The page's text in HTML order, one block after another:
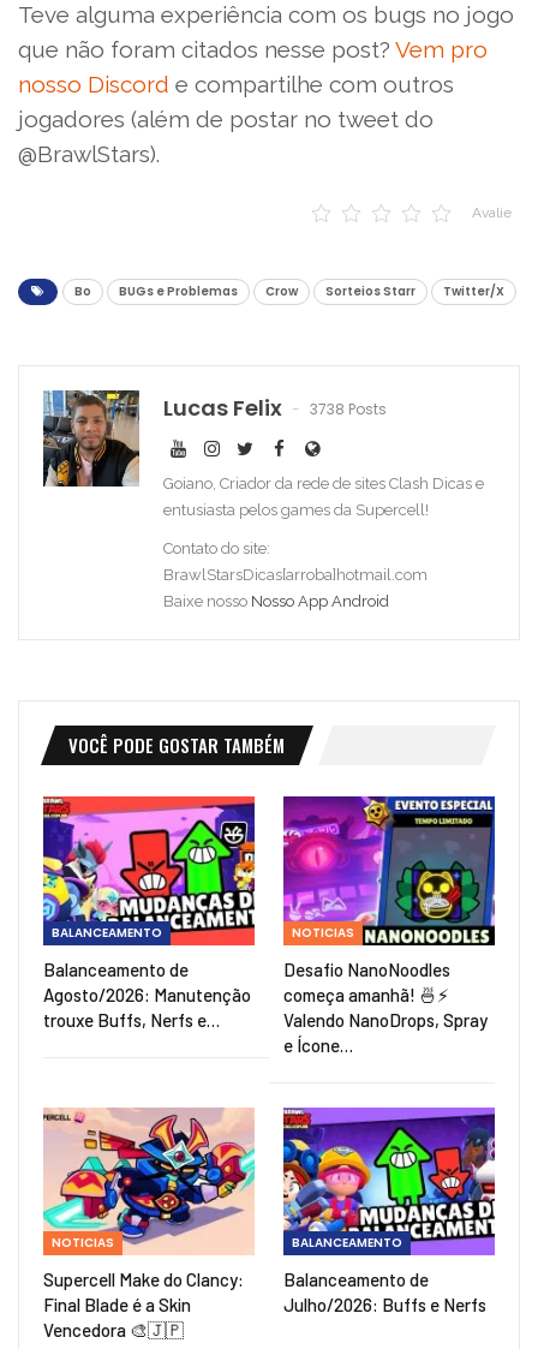
Teve alguma experiência com os bugs no jogo
que não foram citados nesse post? Vem pro
nosso Discord e compartilhe com outros
jogadores (além de postar no tweet do
@BrawlStars).
Avalie
Bo BUGs e Problemas Crow Sorteios Starr Twitter/X
Lucas Felix 3738 Posts
Goiano, Criador da rede de sites Clash Dicas e
entusiasta pelos games da Supercell!
Contato do site:
BrawlStarsDicas[arroba]hotmail.com
Baixe nosso Nosso App Android
VOCÊ PODE GOSTAR TAMBÉM
BALANCEAMENTO
Balanceamento de
Agosto/2026: Manutenção
trouxe Buffs, Nerfs e…
NOTICIAS
Desafio NanoNoodles
começa amanhã! 🍜⚡
Valendo NanoDrops, Spray
e Ícone…
NOTICIAS
Supercell Make do Clancy:
Final Blade é a Skin
Vencedora 🎨🇯🇵
BALANCEAMENTO
Balanceamento de
Julho/2026: Buffs e Nerfs